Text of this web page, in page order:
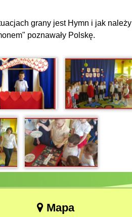
grany jest Hymn i jak należy
poznawały Polskę.
Mapa